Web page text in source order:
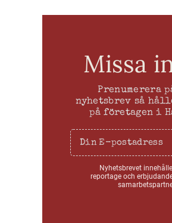
Missa
Prenumerera
nyhetsbrev så
på företagen i
Nyhetsbrevet
reportage och